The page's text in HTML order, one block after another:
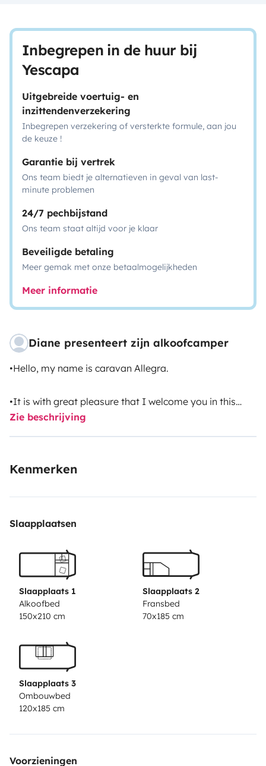
Inbegrepen in de huur bij
Yescapa
Uitgebreide voertuig- en
inzittendenverzekering
Inbegrepen verzekering of versterkte formule, aan jou
de keuze !
Garantie bij vertrek
Ons team biedt je alternatieven in geval van last-
minute problemen
24/7 pechbijstand
Ons team staat altijd voor je klaar
Beveiligde betaling
Meer gemak met onze betaalmogelijkheden
Meer informatie
Diane presenteert zijn alkoofcamper
•Hello, my name is caravan Allegra.
•It is with great pleasure that I welcome you in this
incredible adventure.
•Microwaves
•Bathroom with shower with very warm water, toilet,
sink, storage cabinets, sanitized towels, shower gel.
•Internal table with capacity for 4 people.
•Outdoor table with 4 chairs or more.
bed always made, the table becomes another double
Zie beschrijving
Kenmerken
Slaapplaatsen
Slaapplaats 1
Alkoofbed
150x210 cm
Slaapplaats 2
Fransbed
70x185 cm
Slaapplaats 3
Ombouwbed
120x185 cm
Voorzieningen